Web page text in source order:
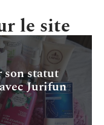
le site
statut
Jurifun